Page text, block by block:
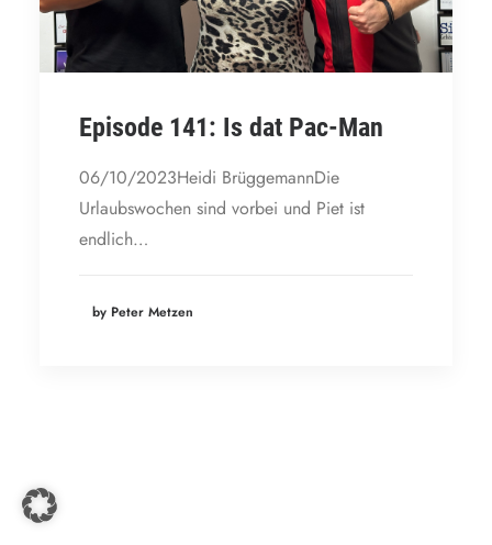
Episode 141: Is dat Pac-Man
06/10/2023Heidi BrüggemannDie
Urlaubswochen sind vorbei und Piet ist
endlich…
by Peter Metzen